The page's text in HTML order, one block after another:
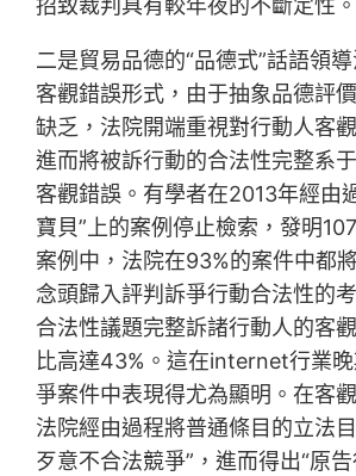
招致裁判具有較年夜的不斷定性。
二是貿易品德的“品德式”話語領
客觀錯誤形式，由于抽象品德評
缺乏，法院開端重視對行動人客
進而將被訴行動的合法性完整系
客觀錯誤。有學者在2013年經由
寶貝”上的案例停止檢索，發明
案例中，法院在93%的案件中都
念頭歸入評判訴爭行動合法性的
合法性議題完整訴諸行動人的客
比高達43%。這在internet行業
爭案件中表現得尤為顯明。在客
法院經由過程將普通條目的立法
歹意不合法競爭”，進而得出“原